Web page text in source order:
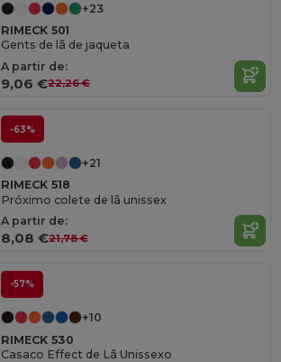
+23
RIMECK 501
Gents de lã de jaqueta
A partir de:
9,06 €22,26 €
-63%
+21
RIMECK 518
Próximo colete de lã unissex
A partir de:
8,08 €21,78 €
-57%
+10
RIMECK 530
Casaco Effect de Lã Unissexo